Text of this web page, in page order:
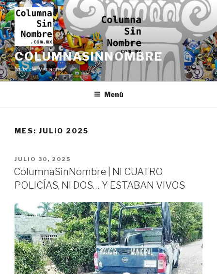
Ir
al
contenido
COLUMNASINNOMBRE
Nius de Veracruz
Menú
MES: JULIO 2025
PUBLICADO
EN
JULIO 30, 2025
ColumnaSinNombre | NI CUATRO
POLICÍAS, NI DOS… Y ESTABAN VIVOS